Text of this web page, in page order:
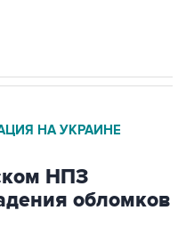
НА УКРАИНЕ
НПЗ
обломков